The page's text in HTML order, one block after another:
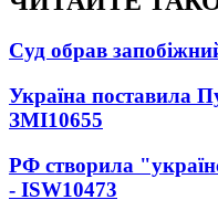
Суд обрав
Україна поставила
ЗМІ10655
РФ створила
- ISW10473